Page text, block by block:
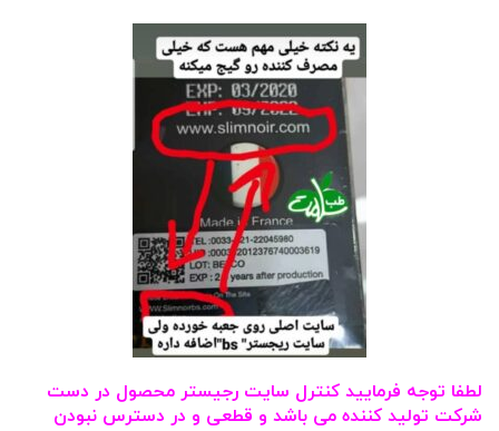
لطفا توجه فرمایید کنترل سایت رجیستر محصول در دست
شرکت تولید کننده می باشد و قطعی و در دسترس نبودن